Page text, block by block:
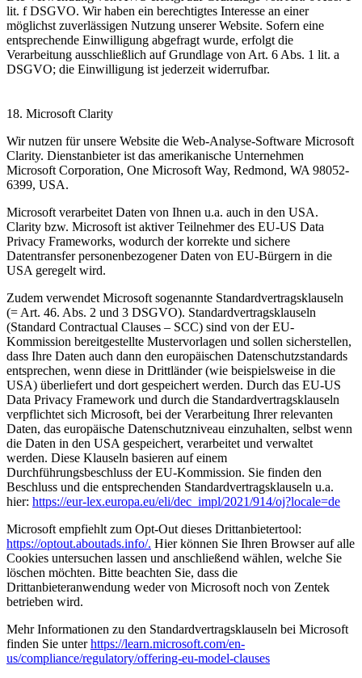
lit. f DSGVO. Wir haben ein berechtigtes Interesse an einer
möglichst zuverlässigen Nutzung unserer Website. Sofern eine
entsprechende Einwilligung abgefragt wurde, erfolgt die
Verarbeitung ausschließlich auf Grundlage von Art. 6 Abs. 1 lit. a
DSGVO; die Einwilligung ist jederzeit widerrufbar.
18. Microsoft Clarity
Wir nutzen für unsere Website die Web-Analyse-Software Microsoft
Clarity. Dienstanbieter ist das amerikanische Unternehmen
Microsoft Corporation, One Microsoft Way, Redmond, WA 98052-
6399, USA.
Microsoft verarbeitet Daten von Ihnen u.a. auch in den USA.
Clarity bzw. Microsoft ist aktiver Teilnehmer des EU-US Data
Privacy Frameworks, wodurch der korrekte und sichere
Datentransfer personenbezogener Daten von EU-Bürgern in die
USA geregelt wird.
Zudem verwendet Microsoft sogenannte Standardvertragsklauseln
(= Art. 46. Abs. 2 und 3 DSGVO). Standardvertragsklauseln
(Standard Contractual Clauses – SCC) sind von der EU-
Kommission bereitgestellte Mustervorlagen und sollen sicherstellen,
dass Ihre Daten auch dann den europäischen Datenschutzstandards
entsprechen, wenn diese in Drittländer (wie beispielsweise in die
USA) überliefert und dort gespeichert werden. Durch das EU-US
Data Privacy Framework und durch die Standardvertragsklauseln
verpflichtet sich Microsoft, bei der Verarbeitung Ihrer relevanten
Daten, das europäische Datenschutzniveau einzuhalten, selbst wenn
die Daten in den USA gespeichert, verarbeitet und verwaltet
werden. Diese Klauseln basieren auf einem
Durchführungsbeschluss der EU-Kommission. Sie finden den
Beschluss und die entsprechenden Standardvertragsklauseln u.a.
hier: https://eur-lex.europa.eu/eli/dec_impl/2021/914/oj?locale=de
Microsoft empfiehlt zum Opt-Out dieses Drittanbietertool:
https://optout.aboutads.info/. Hier können Sie Ihren Browser auf alle
Cookies untersuchen lassen und anschließend wählen, welche Sie
löschen möchten. Bitte beachten Sie, dass die
Drittanbieteranwendung weder von Microsoft noch von Zentek
betrieben wird.
Mehr Informationen zu den Standardvertragsklauseln bei Microsoft
finden Sie unterhttps://learn.microsoft.com/en-
us/compliance/regulatory/offering-eu-model-clauses